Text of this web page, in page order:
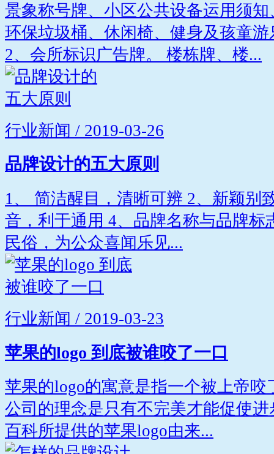
景象称号牌、小区公共设备运用须
环保垃圾桶、休闲椅、健身及孩童
2、会所标识广告牌。 楼栋牌、楼...
行业新闻 / 2019-03-26
品牌设计的五大原则
1、 简洁醒目，清晰可辨 2、新颖别
音，利于通用 4、品牌名称与品牌标
民俗，为公众喜闻乐见...
行业新闻 / 2019-03-23
苹果的logo 到底被谁咬了一口
苹果的logo的寓意是指一个被上帝
公司的理念是只有不完美才能促使
百科所提供的苹果logo由来...